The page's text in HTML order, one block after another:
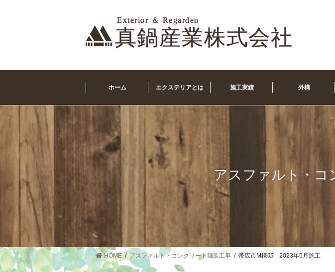
ホーム エクステリアとは 施工実績 外構
アスファルト・コ
HOME アスファルト・コンクリート舗装工事 帯広市M様邸 2023年5月施工